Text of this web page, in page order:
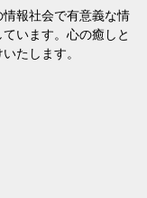
報社会で有意義な情
います。心の癒しと
たします。